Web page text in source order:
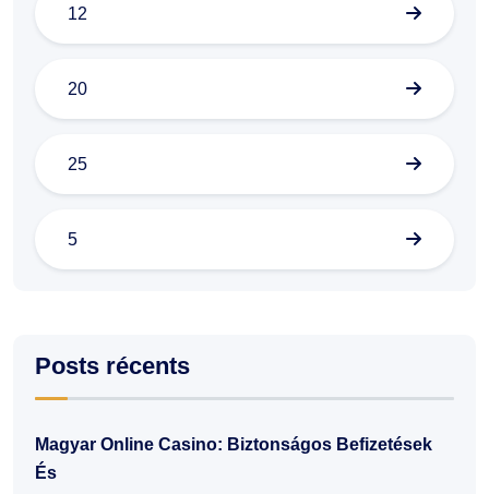
12
20
25
5
Posts récents
Magyar Online Casino: Biztonságos Befizetések
És